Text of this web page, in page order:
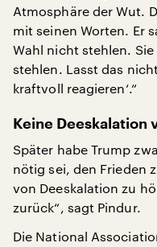
Atmosphäre der Wut.
mit seinen Worten. Er
Wahl nicht stehlen.
stehlen. Lasst das
kraftvoll reagieren‘.“
Keine Deeskalation
Später habe Trump
nötig sei, den Frieden
von Deeskalation zu
zurück“, sagt Pindur.
Die National